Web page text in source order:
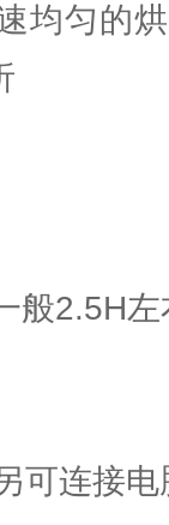
均匀的
般2.5H左
可连接电